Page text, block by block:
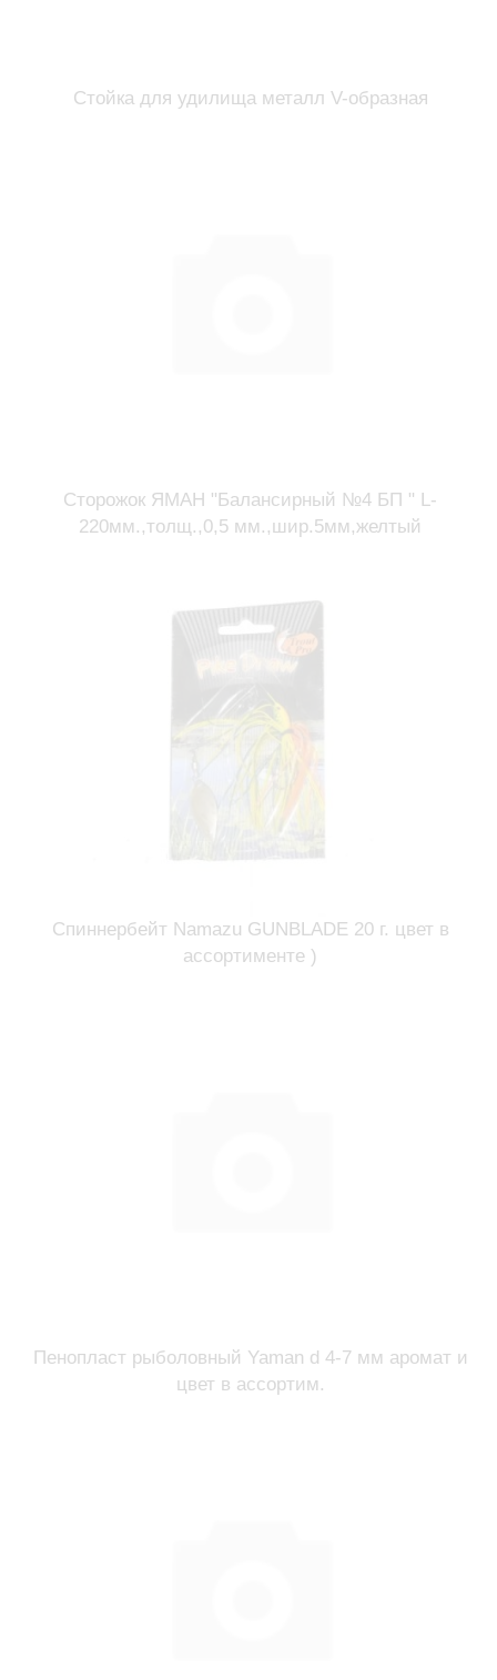
Стойка для удилища металл V-образная
Сторожок ЯМАН "Балансирный №4 БП " L-
220мм.,толщ.,0,5 мм.,шир.5мм,желтый
Спиннербейт Namazu GUNBLADE 20 г. цвет в
ассортименте )
Пенопласт рыболовный Yaman d 4-7 мм аромат и
цвет в ассортим.